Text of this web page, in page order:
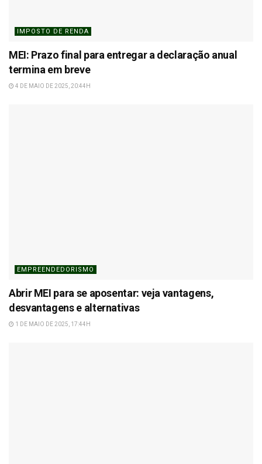
IMPOSTO DE RENDA
MEI: Prazo final para entregar a declaração anual
termina em breve
4 DE MAIO DE 2025, 20:44H
EMPREENDEDORISMO
Abrir MEI para se aposentar: veja vantagens,
desvantagens e alternativas
1 DE MAIO DE 2025, 17:44H